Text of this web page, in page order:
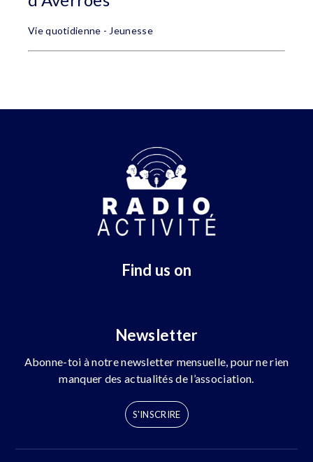
Vie quotidienne - Jeunesse
Find us on
Newsletter
Abonne-toi à notre newsletter mensuelle, pour ne rien
manquer des actualités de l’association.
S'INSCRIRE